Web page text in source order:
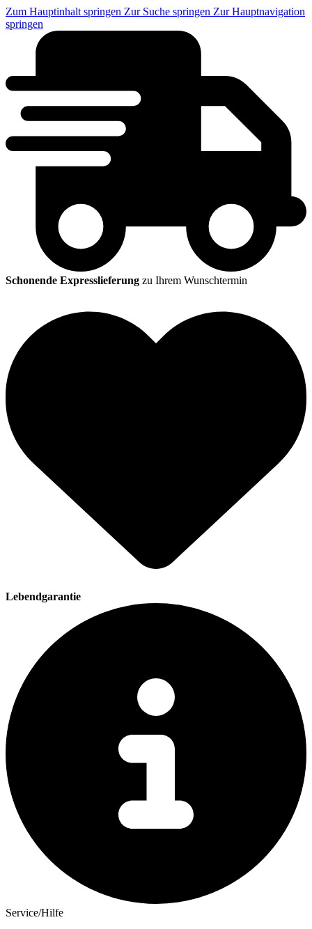
Zum Hauptinhalt springen Zur Suche springen Zur Hauptnavigation
springen
Schonende Expresslieferung zu Ihrem Wunschtermin
Lebendgarantie
Service/Hilfe